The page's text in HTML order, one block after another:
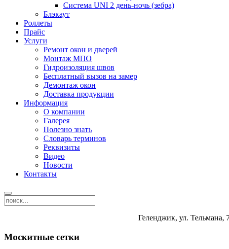
Система UNI 2 день-ночь (зебра)
Блэкаут
Роллеты
Прайс
Услуги
Ремонт окон и дверей
Монтаж МПО
Гидроизоляция швов
Бесплатный вызов на замер
Демонтаж окон
Доставка продукции
Информация
О компании
Галерея
Полезно знать
Словарь терминов
Реквизиты
Видео
Новости
Контакты
Геленджик, ул. Тельмана,
Москитные сетки